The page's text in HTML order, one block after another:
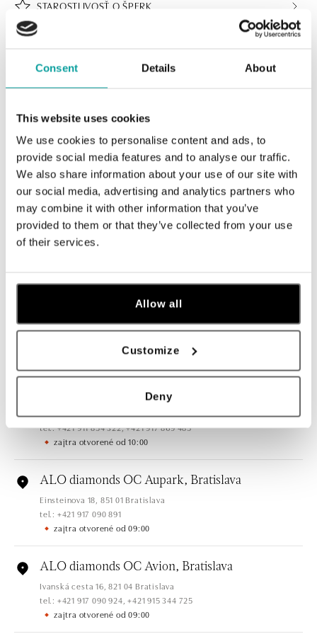
Consent Details About
This website uses cookies
We use cookies to personalise content and ads, to
provide social media features and to analyse our traffic.
We also share information about your use of our site with
our social media, advertising and analytics partners who
may combine it with other information that you’ve
provided to them or that they’ve collected from your use
of their services.
Allow all
Customize
Deny
STAROSTLIVOSŤ O ŠPERK
ALO BUTIKY
Navštívte naše butiky
Slovensko
ALO diamonds Hilton, Košice
Hlavná 123/1, 040 01 Košice
tel.: +421 911 854 322, +421 917 869 485
zajtra otvorené od 10:00
ALO diamonds OC Aupark, Bratislava
Einsteinova 18, 851 01 Bratislava
tel.: +421 917 090 891
zajtra otvorené od 09:00
ALO diamonds OC Avion, Bratislava
Ivanská cesta 16, 821 04 Bratislava
tel.: +421 917 090 924, +421 915 344 725
zajtra otvorené od 09:00